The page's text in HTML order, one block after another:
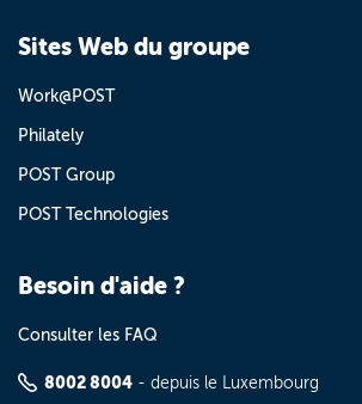
Sites Web du groupe
Work@POST
Philately
POST Group
POST Technologies
Besoin d'aide ?
Consulter les FAQ
8002 8004 - depuis le Luxembourg